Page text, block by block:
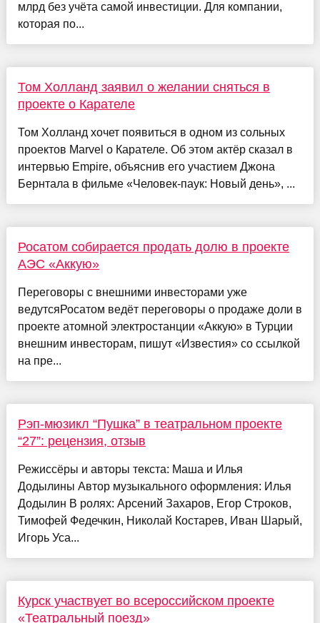
млрд без учёта самой инвестиции. Для компании,
которая по...
Том Холланд заявил о желании сняться в
проекте о Карателе
Том Холланд хочет появиться в одном из сольных
проектов Marvel о Карателе. Об этом актёр сказал в
интервью Empire, объяснив его участием Джона
Бернтала в фильме «Человек-паук: Новый день», ...
Росатом собирается продать долю в проекте
АЭС «Аккую»
Переговоры с внешними инвесторами уже
ведутсяРосатом ведёт переговоры о продаже доли в
проекте атомной электростанции «Аккую» в Турции
внешним инвесторам, пишут «Известия» со ссылкой
на пре...
Рэп-мюзикл “Пушка” в театральном проекте
“27”: рецензия, отзыв
Режиссёры и авторы текста: Маша и Илья
Додылины Автор музыкального оформления: Илья
Додылин В ролях: Арсений Захаров, Егор Строков,
Тимофей Федечкин, Николай Костарев, Иван Шарый,
Игорь Уса...
Курск участвует во всероссийском проекте
«Театральный поезд»